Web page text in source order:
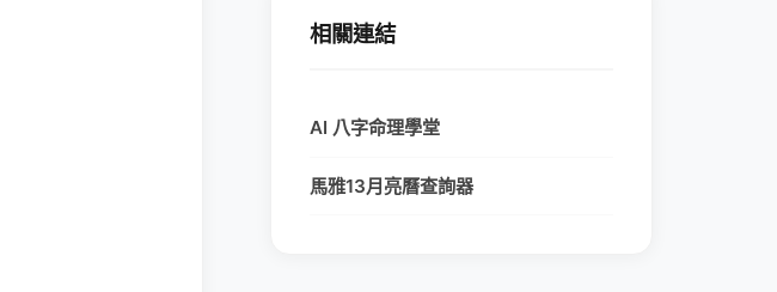
相關連結
AI 八字命理學堂
馬雅13月亮曆查詢器